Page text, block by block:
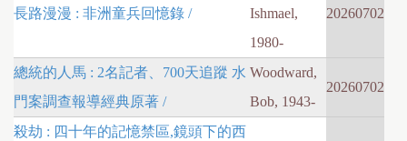
長路漫漫 : 非洲童兵回憶錄 /
Ishmael,
1980-
20260702
總統的人馬 : 2名記者、700天追蹤 水
門案調查報導經典原著 /
Woodward,
Bob, 1943-
20260702
殺劫 : 四十年的記憶禁區,鏡頭下的西